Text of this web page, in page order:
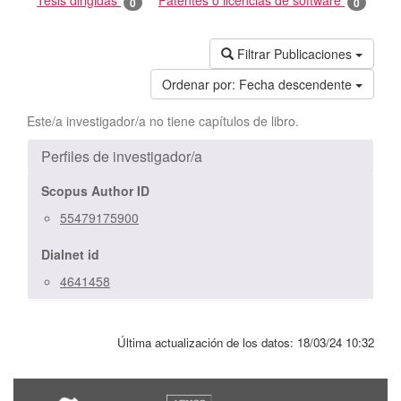
Filtrar Publicaciones
Ordenar por: Fecha descendente
Este/a investigador/a no tiene capítulos de libro.
Perfiles de investigador/a
Scopus Author ID
55479175900
Dialnet id
4641458
Última actualización de los datos: 18/03/24 10:32